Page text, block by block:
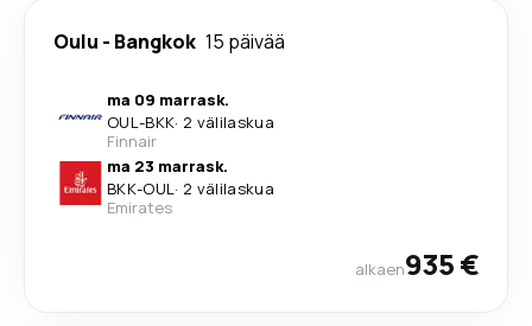
Oulu - Bangkok 15 päivää
ma 09 marrask.
OUL-BKK· 2 välilaskua
Finnair
ma 23 marrask.
BKK-OUL· 2 välilaskua
Emirates
alkaen935 €